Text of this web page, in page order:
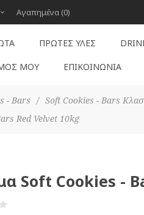
Αγαπημένα (0)
ΠΡΏΤΕΣ ΎΛΕΣ
ΜΟΥ ΕΠΙΚΟΙΝΩΝΊΑ
- Bars / Soft Cookies - Bars
Red Velvet 10kg
Soft Cookies -